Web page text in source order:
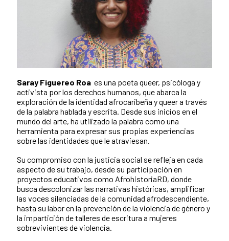
Saray Figuereo Roa es una poeta queer, psicóloga y
activista por los derechos humanos, que abarca la
exploración de la identidad afrocaribeña y queer a través
de la palabra hablada y escrita. Desde sus inicios en el
mundo del arte, ha utilizado la palabra como una
herramienta para expresar sus propias experiencias
sobre las identidades que le atraviesan.
Su compromiso con la justicia social se refleja en cada
aspecto de su trabajo, desde su participación en
proyectos educativos como AfrohistoriaRD, donde
busca descolonizar las narrativas históricas, amplificar
las voces silenciadas de la comunidad afrodescendiente,
hasta su labor en la prevención de la violencia de género y
la impartición de talleres de escritura a mujeres
sobrevivientes de violencia.